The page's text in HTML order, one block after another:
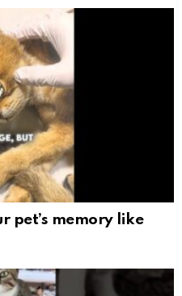
pet’s memory like